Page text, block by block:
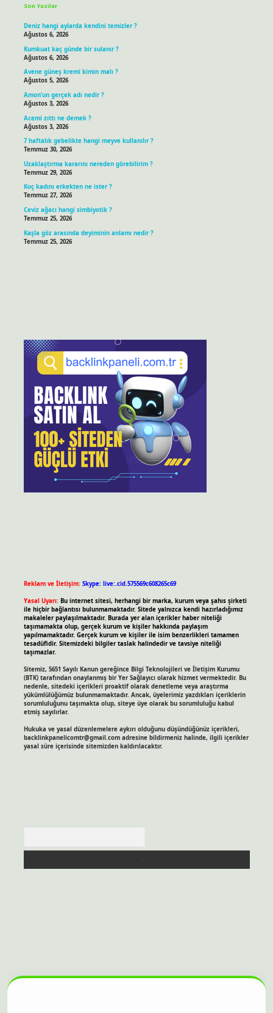
Son Yazılar
Deniz hangi aylarda kendini temizler ?
Ağustos 6, 2026
Kumkuat kaç günde bir sulanır ?
Ağustos 6, 2026
Avene güneş kremi kimin malı ?
Ağustos 5, 2026
Amon’un gerçek adı nedir ?
Ağustos 3, 2026
Acemi zıttı ne demek ?
Ağustos 3, 2026
7 haftalık gebelikte hangi meyve kullanılır ?
Temmuz 30, 2026
Uzaklaştırma kararını nereden görebilirim ?
Temmuz 29, 2026
Koç kadını erkekten ne ister ?
Temmuz 27, 2026
Ceviz ağacı hangi simbiyotik ?
Temmuz 25, 2026
Kaşla göz arasında deyiminin anlamı nedir ?
Temmuz 25, 2026
Reklam ve İletişim: Skype: live:.cid.575569c608265c69
Yasal Uyarı: Bu internet sitesi, herhangi bir marka, kurum veya şahıs şirketi
ile hiçbir bağlantısı bulunmamaktadır. Sitede yalnızca kendi hazırladığımız
makaleler paylaşılmaktadır. Burada yer alan içerikler haber niteliği
taşımamakta olup, gerçek kurum ve kişiler hakkında paylaşım
yapılmamaktadır. Gerçek kurum ve kişiler ile isim benzerlikleri tamamen
tesadüfidir. Sitemizdeki bilgiler taslak halindedir ve tavsiye niteliği
taşımazlar.
Sitemiz, 5651 Sayılı Kanun gereğince Bilgi Teknolojileri ve İletişim Kurumu
(BTK) tarafından onaylanmış bir Yer Sağlayıcı olarak hizmet vermektedir. Bu
nedenle, sitedeki içerikleri proaktif olarak denetleme veya araştırma
yükümlülüğümüz bulunmamaktadır. Ancak, üyelerimiz yazdıkları içeriklerin
sorumluluğunu taşımakta olup, siteye üye olarak bu sorumluluğu kabul
etmiş sayılırlar.
Hukuka ve yasal düzenlemelere aykırı olduğunu düşündüğünüz içerikleri,
backlinkpanelicomtr@gmail.comadresine bildirmeniz halinde, ilgili içerikler
yasal süre içerisinde sitemizden kaldırılacaktır.